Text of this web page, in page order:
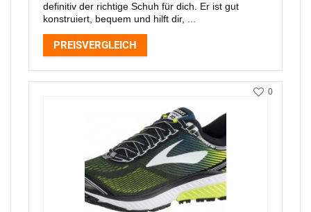
definitiv der richtige Schuh für dich. Er ist gut
konstruiert, bequem und hilft dir, ...
PREISVERGLEICH
0